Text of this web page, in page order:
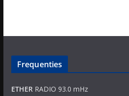
Frequenties
ETHERRADIO 93.0 mHz